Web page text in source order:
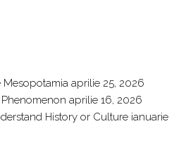
Mesopotamia aprilie 25, 2026
aprilie 16, 2026
History or Culture ianuarie